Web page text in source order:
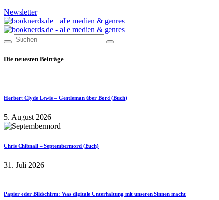
Newsletter
Die neuesten Beiträge
Herbert Clyde Lewis – Gentleman über Bord (Buch)
5. August 2026
Chris Chibnall – Septembermord (Buch)
31. Juli 2026
Papier oder Bildschirm: Was digitale Unterhaltung mit unseren Sinnen macht